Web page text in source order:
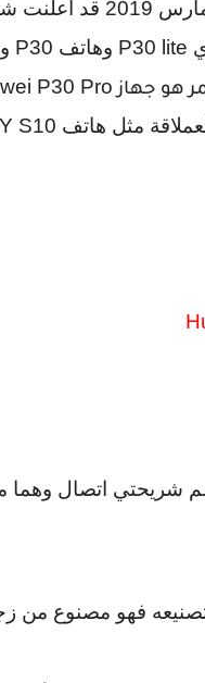
2019 قد اعلنت
P30 lite وهاتف P30
هو جهازP30 Pro
مثل هاتف S10
شريحتي اتصال وهما
تصنيعه فهو مصنوع من